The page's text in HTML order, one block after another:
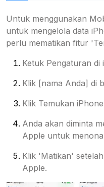
Untuk menggunakan
untuk mengelola data
perlu mematikan fitur
Ketuk Pengaturan di
Klik [nama Anda] di
Klik Temukan
Anda akan diminta
Apple untuk
Klik 'Matikan'
Apple.